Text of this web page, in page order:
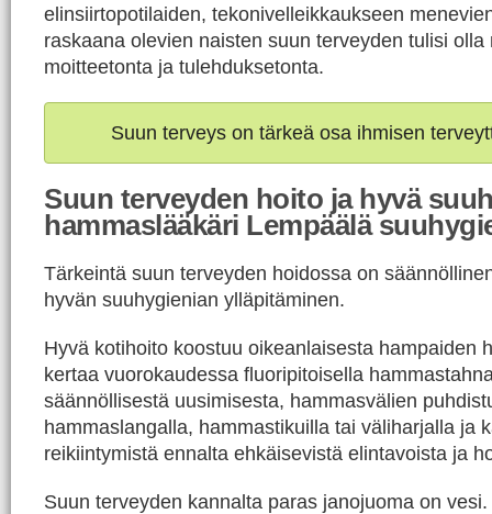
elinsiirtopotilaiden, tekonivelleikkaukseen
raskaana olevien naisten suun terveyden tulisi olla
moitteetonta ja tulehduksetonta.
Suun terveys on tärkeä osa ihmisen
Suun terveyden hoito ja hyvä
hammaslääkäri Lempäälä
Tärkeintä suun terveyden hoidossa on
hyvän suuhygienian ylläpitäminen.
Hyvä kotihoito koostuu oikeanlaisesta hampaiden
kertaa vuorokaudessa fluoripitoisella
säännöllisestä uusimisesta, hammasvälien
hammaslangalla, hammastikuilla tai väliharjalla ja
reikiintymistä ennalta ehkäisevistä elintavoista ja
Suun terveyden kannalta paras janojuoma on